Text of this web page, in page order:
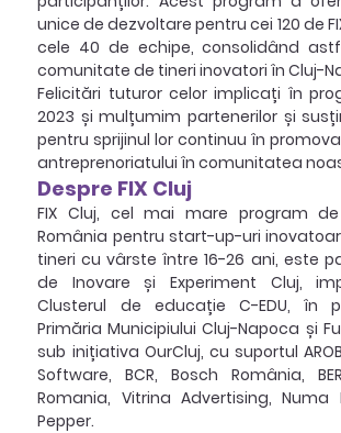
unice de dezvoltare pentru cei 120 de
cele 40 de echipe, consolidând
comunitate de tineri inovatori în Cluj-
Felicitări tuturor celor implicați în
2023 și mulțumim partenerilor și
pentru sprijinul lor continuu în
antreprenoriatului în comunitatea
Despre FIX Cluj
FIX Cluj, cel mai mare program
România pentru start-up-uri
tineri cu vârste între 16-26 ani, este
de Inovare și Experiment Cluj,
Clusterul de educație C-EDU, în
Primăria Municipiului Cluj-Napoca și
sub inițiativa OurCluj, cu suportul
Software, BCR, Bosch România,
Romania, Vitrina Advertising,
Pepper.